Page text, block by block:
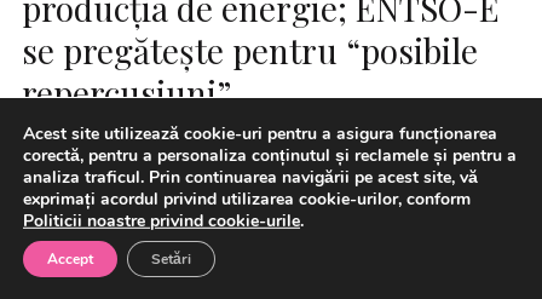
se pregăteşte pentru “posibile
repercusiuni”
Acest site utilizează cookie-uri pentru a asigura funcționarea
corectă, pentru a personaliza conținutul și reclamele și pentru a
analiza traficul. Prin continuarea navigării pe acest site, vă
exprimați acordul privind utilizarea cookie-urilor, conform
Politicii noastre privind cookie-urile.
Accept Setări